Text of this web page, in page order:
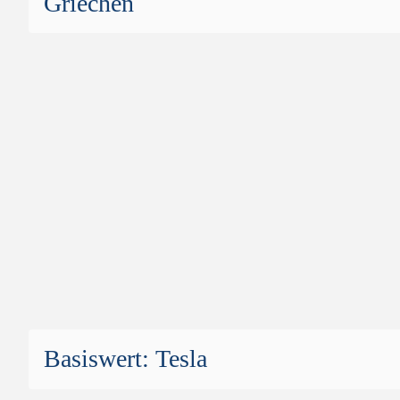
Basiswert: Tesla